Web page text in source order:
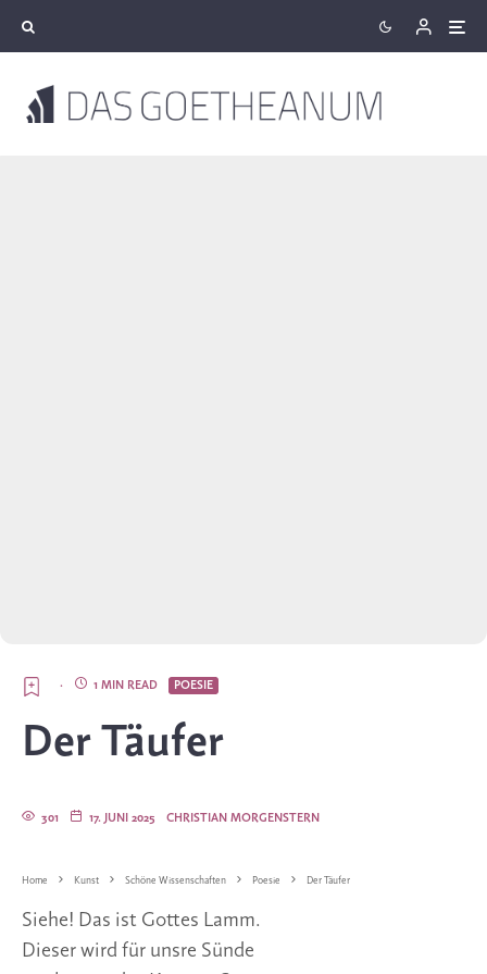
POESIE
1 MIN READ
·
Der Täufer
CHRISTIAN MORGENSTERN
17. JUNI 2025
301
Home Kunst Schöne Wissenschaften Poesie Der Täufer
Siehe! Das ist Gottes Lamm.
Dieser wird für unsre Sünde